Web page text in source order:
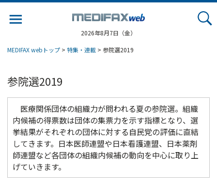
2026年8月7日（金）
MEDIFAX webトップ > 特集・連載 > 参院選2019
参院選2019
医療関係団体の組織力が問われる夏の参院選。組織
内候補の得票数は団体の集票力を示す指標となり、選
挙結果がそれぞれの団体に対する自民党の評価に直結
してきます。日本医師連盟や日本看護連盟、日本薬剤
師連盟など各団体の組織内候補の動向を中心に取り上
げていきます。